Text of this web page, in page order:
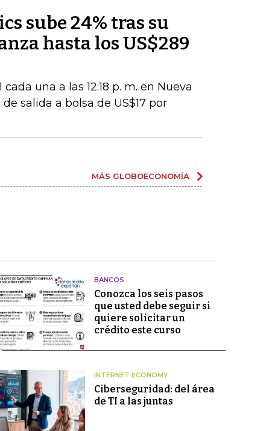
sube 24% tras su
hasta los US$289
una a las 12:18 p. m. en Nueva
salida a bolsa de US$17 por
MÁS GLOBOECONOMÍA
BANCOS
Conozca los seis pasos
que usted debe seguir si
quiere solicitar un
crédito este curso
INTERNET ECONOMY
Ciberseguridad: del área
de TI a las juntas